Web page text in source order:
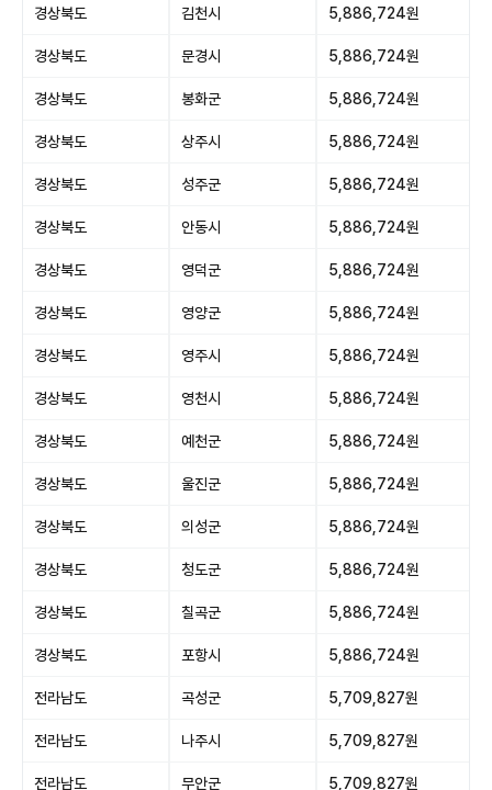
경상북도 김천시 5,886,724원
경상북도 문경시 5,886,724원
경상북도 봉화군 5,886,724원
경상북도 상주시 5,886,724원
경상북도 성주군 5,886,724원
경상북도 안동시 5,886,724원
경상북도 영덕군 5,886,724원
경상북도 영양군 5,886,724원
경상북도 영주시 5,886,724원
경상북도 영천시 5,886,724원
경상북도 예천군 5,886,724원
경상북도 울진군 5,886,724원
경상북도 의성군 5,886,724원
경상북도 청도군 5,886,724원
경상북도 칠곡군 5,886,724원
경상북도 포항시 5,886,724원
전라남도 곡성군 5,709,827원
전라남도 나주시 5,709,827원
전라남도 무안군 5,709,827원